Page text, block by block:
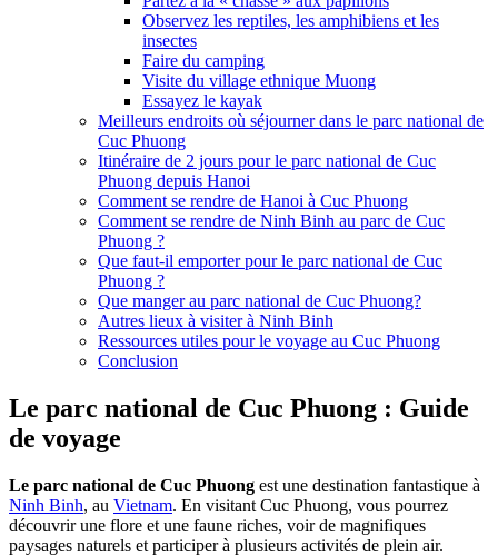
Observez les reptiles, les amphibiens et les
insectes
Faire du camping
Visite du village ethnique Muong
Essayez le kayak
Meilleurs endroits où séjourner dans le parc national de
Cuc Phuong
Itinéraire de 2 jours pour le parc national de Cuc
Phuong depuis Hanoi
Comment se rendre de Hanoi à Cuc Phuong
Comment se rendre de Ninh Binh au parc de Cuc
Phuong ?
Que faut-il emporter pour le parc national de Cuc
Phuong ?
Que manger au parc national de Cuc Phuong?
Autres lieux à visiter à Ninh Binh
Ressources utiles pour le voyage au Cuc Phuong
Conclusion
Le parc national de Cuc Phuong : Guide
de voyage
Le parc national de Cuc Phuong est une destination fantastique à
Ninh Binh, au Vietnam. En visitant Cuc Phuong, vous pourrez
découvrir une flore et une faune riches, voir de magnifiques
paysages naturels et participer à plusieurs activités de plein air.